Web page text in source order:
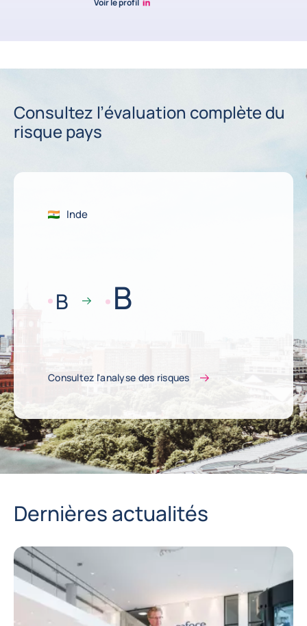
Voir le profil
Simon Lacoume linkedin
Consultez l’évaluation complète du
risque pays
Inde
B B
Consultez l'analyse des risques
Dernières actualités